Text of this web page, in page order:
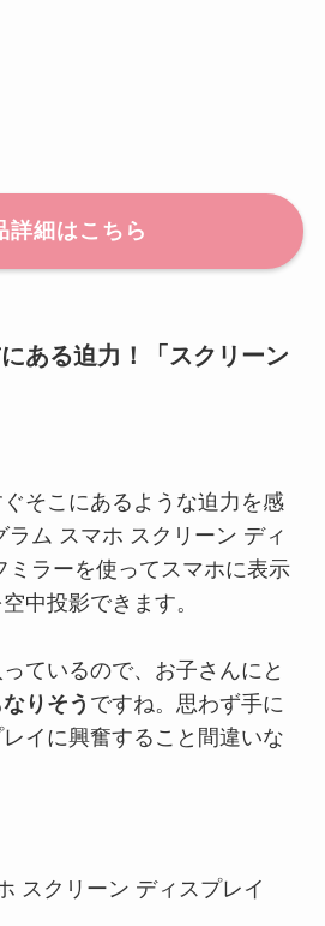
詳細はこちら
ある迫力！「スクリーン
そこにあるような迫力を感
ラム スマホ スクリーン ディ
ミラーを使ってスマホに表示
中投影できます。
ているので、お子さんにと
りそう ですね。思わず手に
イに興奮すること間違いな
スクリーン ディスプレイ